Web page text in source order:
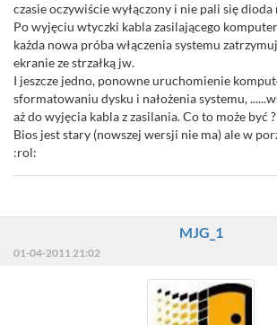
czasie oczywiście wyłączony i nie pali się dioda
Po wyjęciu wtyczki kabla zasilającego
każda nowa próba włączenia systemu
ekranie ze strzałką jw.
I jeszcze jedno, ponowne uruchomienie
sformatowaniu dysku i nałożenia systemu,
aż do wyjęcia kabla z zasilania. Co to może być ?
Bios jest stary (nowszej wersji nie ma) ale w
:rol:
MJG_1
01-04-2011 21:02